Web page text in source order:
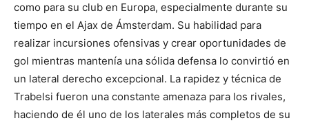
como para su club en Europa, especialmente durante su
tiempo en el Ajax de Ámsterdam. Su habilidad para
realizar incursiones ofensivas y crear oportunidades de
gol mientras mantenía una sólida defensa lo convirtió en
un lateral derecho excepcional. La rapidez y técnica de
Trabelsi fueron una constante amenaza para los rivales,
haciendo de él uno de los laterales más completos de su